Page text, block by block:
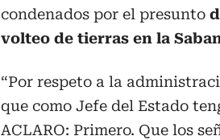
condenados por el presunto
volteo de tierras en la
“Por respeto a la
que como Jefe del Estado
ACLARO: Primero. Que los